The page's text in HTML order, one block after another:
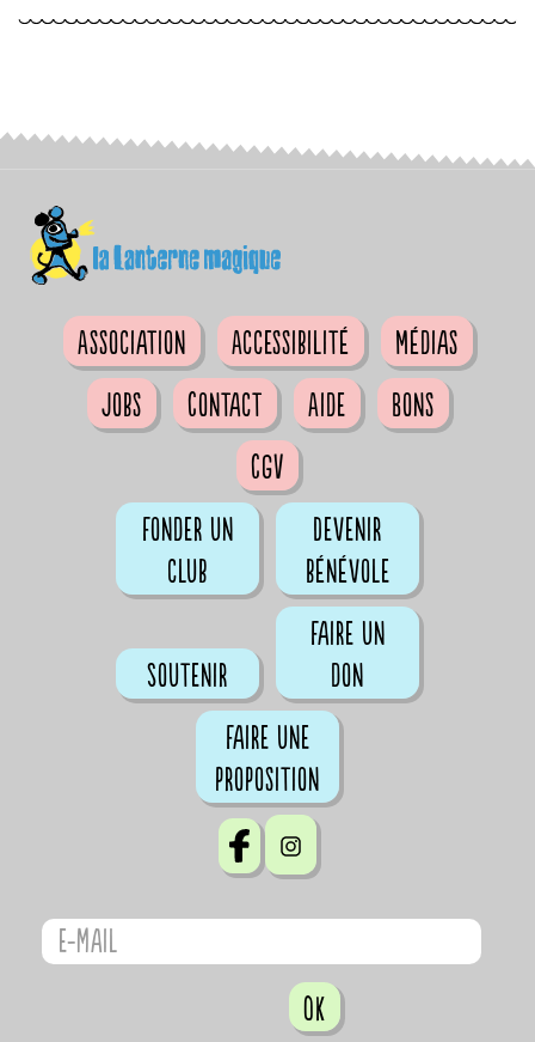
Association Accessibilité
Médias
Jobs
Contact Aide
Bons
CGV
Fonder un
club
Devenir
bénévole
Soutenir
Faire un
don
Faire une
proposition
OK